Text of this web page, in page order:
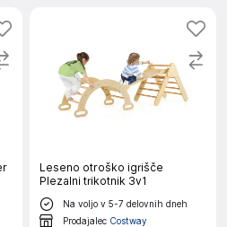
Leseno otroško igrišče
Plezalni trikotnik 3v1
Na voljo v 5-7 delovnih dneh
Prodajalec Costway